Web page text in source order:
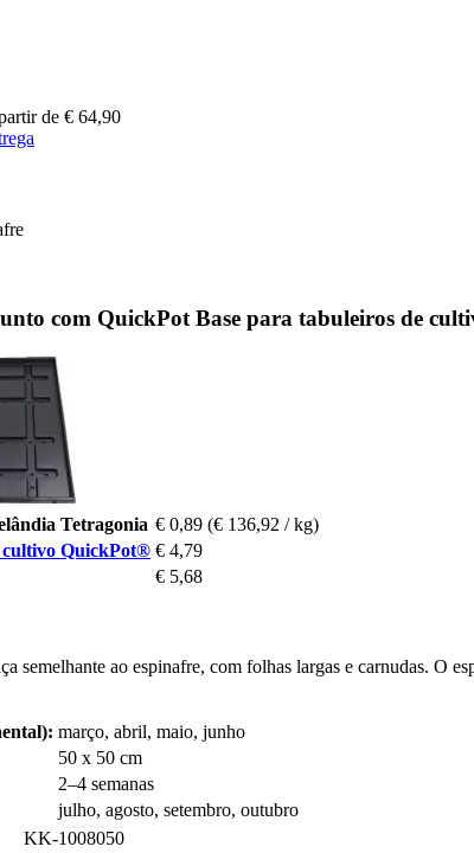
de € 64,90
com QuickPot Base para tabuleiros de
Tetragonia € 0,89 (€ 136,92 / kg)
cultivo QuickPot® € 4,79
€ 5,68
semelhante ao espinafre, com folhas largas e carnudas. O
março, abril, maio, junho
50 x 50 cm
2–4 semanas
julho, agosto, setembro, outubro
KK-1008050